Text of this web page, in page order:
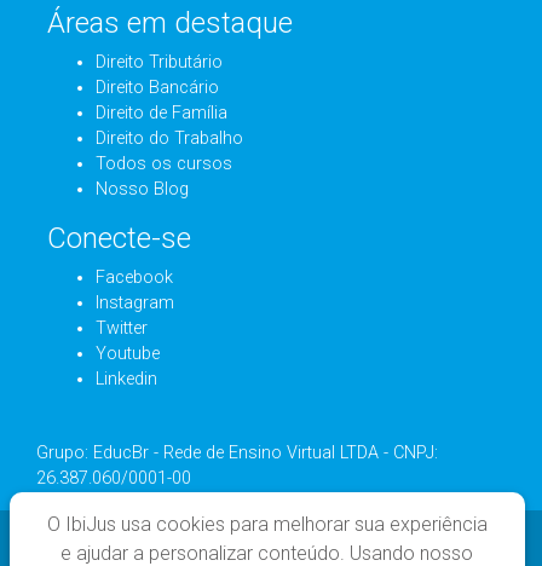
Áreas em destaque
Direito Tributário
Direito Bancário
Direito de Família
Direito do Trabalho
Todos os cursos
Nosso Blog
Conecte-se
Facebook
Instagram
Twitter
Youtube
Linkedin
Grupo: EducBr - Rede de Ensino Virtual LTDA - CNPJ:
26.387.060/0001-00
O IbiJus usa cookies para melhorar sua experiência
e ajudar a personalizar conteúdo. Usando nosso